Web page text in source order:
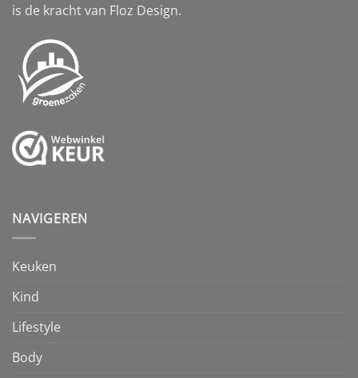
is de kracht van Floz Design.
NAVIGEREN
Keuken
Kind
Lifestyle
Body